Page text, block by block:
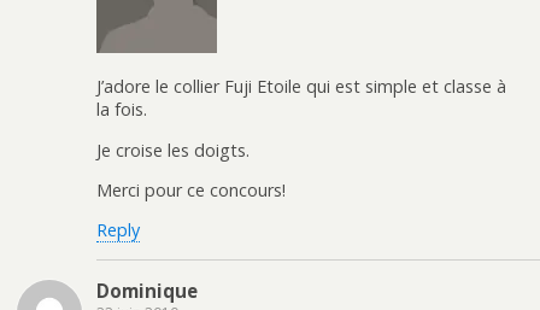
J’adore le collier Fuji Etoile qui est simple et classe à
la fois.
Je croise les doigts.
Merci pour ce concours!
Reply
Dominique